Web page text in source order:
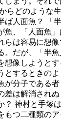
らどのような
ば人面魚？ 「
魚、「人面魚
らは容易に想
。だが、「半
想像しようと
とするときの
が分子である
差は解消され
？ 神村と手塚
もつ二種類の